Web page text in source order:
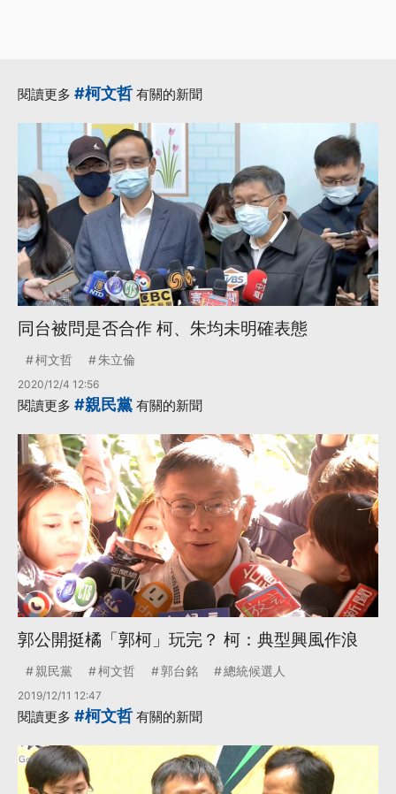
閱讀更多 #柯文哲 有關的新聞
同台被問是否合作 柯、朱均未明確表態
柯文哲 朱立倫
2020/12/4 12:56
閱讀更多 #親民黨 有關的新聞
郭公開挺橘「郭柯」玩完？ 柯：典型興風作浪
親民黨 柯文哲 郭台銘 總統候選人
2019/12/11 12:47
閱讀更多 #柯文哲 有關的新聞